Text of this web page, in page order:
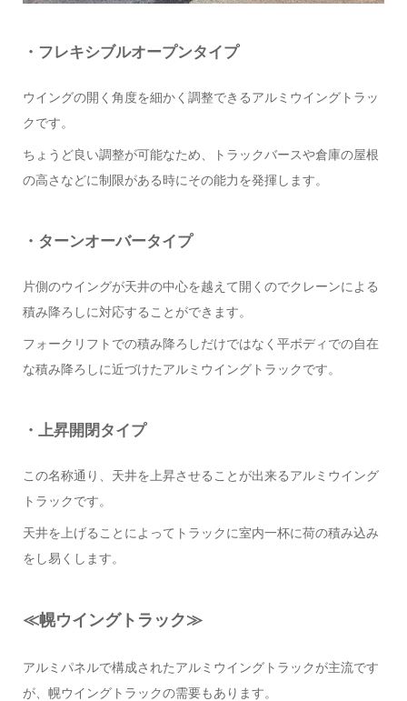
・フレキシブルオープンタイプ
ウイングの開く角度を細かく調整できるアルミウイングトラッ
クです。
ちょうど良い調整が可能なため、トラックバースや倉庫の屋根
の高さなどに制限がある時にその能力を発揮します。
・ターンオーバータイプ
片側のウイングが天井の中心を越えて開くのでクレーンによる
積み降ろしに対応することができます。
フォークリフトでの積み降ろしだけではなく平ボディでの自在
な積み降ろしに近づけたアルミウイングトラックです。
・上昇開閉タイプ
この名称通り、天井を上昇させることが出来るアルミウイング
トラックです。
天井を上げることによってトラックに室内一杯に荷の積み込み
をし易くします。
≪幌ウイングトラック≫
アルミパネルで構成されたアルミウイングトラックが主流です
が、幌ウイングトラックの需要もあります。